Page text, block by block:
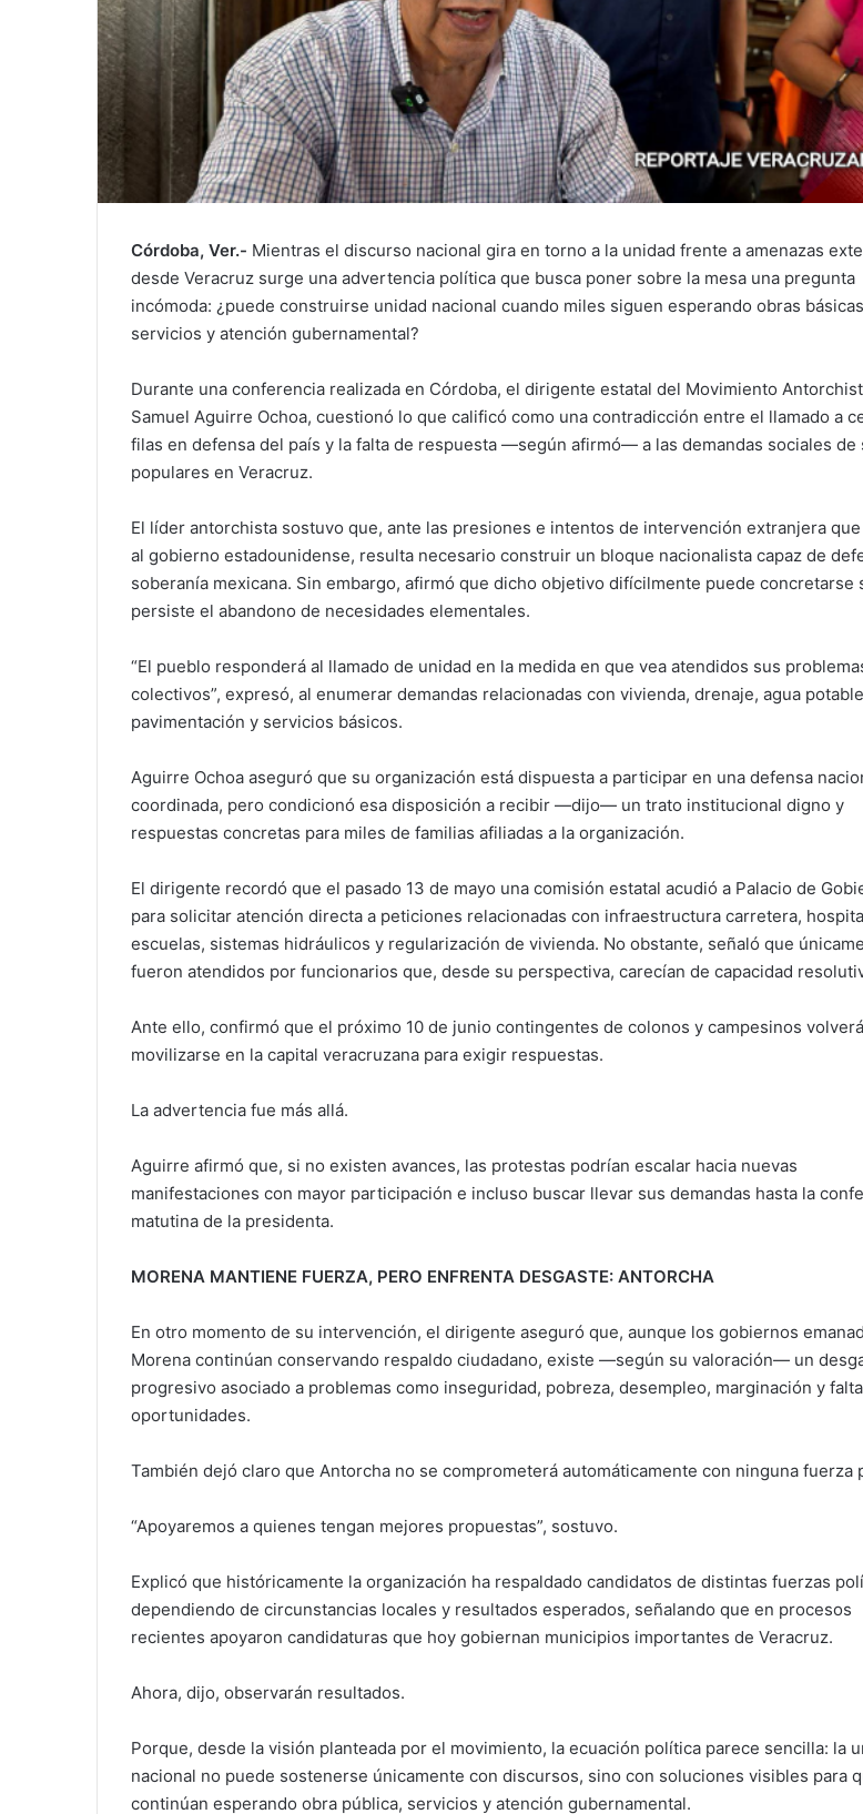
Córdoba, Ver.- Mientras el discurso nacional gira en torno a la unidad frente a amenazas
desde Veracruz surge una advertencia política que busca poner sobre la mesa una pregunta
incómoda: ¿puede construirse unidad nacional cuando miles siguen esperando obras
servicios y atención gubernamental?
Durante una conferencia realizada en Córdoba, el dirigente estatal del Movimiento
Samuel Aguirre Ochoa, cuestionó lo que calificó como una contradicción entre el llamado a
filas en defensa del país y la falta de respuesta —según afirmó— a las demandas sociales de
populares en Veracruz.
El líder antorchista sostuvo que, ante las presiones e intentos de intervención extranjera
al gobierno estadounidense, resulta necesario construir un bloque nacionalista capaz de
soberanía mexicana. Sin embargo, afirmó que dicho objetivo difícilmente puede concretarse
persiste el abandono de necesidades elementales.
“El pueblo responderá al llamado de unidad en la medida en que vea atendidos sus
colectivos”, expresó, al enumerar demandas relacionadas con vivienda, drenaje, agua
pavimentación y servicios básicos.
Aguirre Ochoa aseguró que su organización está dispuesta a participar en una defensa
coordinada, pero condicionó esa disposición a recibir —dijo— un trato institucional digno y
respuestas concretas para miles de familias afiliadas a la organización.
El dirigente recordó que el pasado 13 de mayo una comisión estatal acudió a Palacio de
para solicitar atención directa a peticiones relacionadas con infraestructura carretera,
escuelas, sistemas hidráulicos y regularización de vivienda. No obstante, señaló que
fueron atendidos por funcionarios que, desde su perspectiva, carecían de capacidad
Ante ello, confirmó que el próximo 10 de junio contingentes de colonos y campesinos
movilizarse en la capital veracruzana para exigir respuestas.
La advertencia fue más allá.
Aguirre afirmó que, si no existen avances, las protestas podrían escalar hacia nuevas
manifestaciones con mayor participación e incluso buscar llevar sus demandas hasta la
matutina de la presidenta.
MORENA MANTIENE FUERZA, PERO ENFRENTA DESGASTE: ANTORCHA
En otro momento de su intervención, el dirigente aseguró que, aunque los gobiernos
Morena continúan conservando respaldo ciudadano, existe —según su valoración— un
progresivo asociado a problemas como inseguridad, pobreza, desempleo, marginación y
oportunidades.
También dejó claro que Antorcha no se comprometerá automáticamente con ninguna fuerza
“Apoyaremos a quienes tengan mejores propuestas”, sostuvo.
Explicó que históricamente la organización ha respaldado candidatos de distintas fuerzas
dependiendo de circunstancias locales y resultados esperados, señalando que en procesos
recientes apoyaron candidaturas que hoy gobiernan municipios importantes de Veracruz.
Ahora, dijo, observarán resultados.
Porque, desde la visión planteada por el movimiento, la ecuación política parece sencilla: la
nacional no puede sostenerse únicamente con discursos, sino con soluciones visibles para
continúan esperando obra pública, servicios y atención gubernamental.